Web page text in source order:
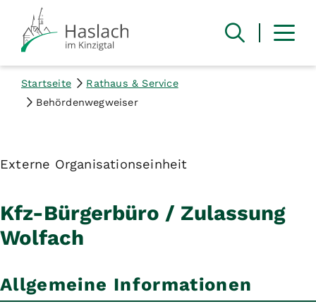
Startseite
Rathaus & Service
Behördenwegweiser
Externe Organisationseinheit
Kfz-Bürgerbüro / Zulassung
Wolfach
Allgemeine Informationen